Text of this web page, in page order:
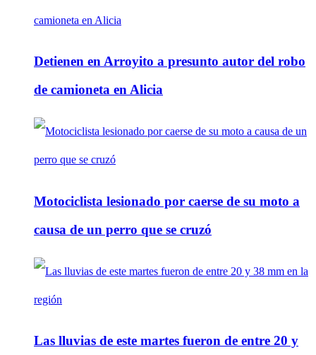
Detienen en Arroyito a presunto autor del robo
de camioneta en Alicia
Motociclista lesionado por caerse de su moto a
causa de un perro que se cruzó
Las lluvias de este martes fueron de entre 20 y